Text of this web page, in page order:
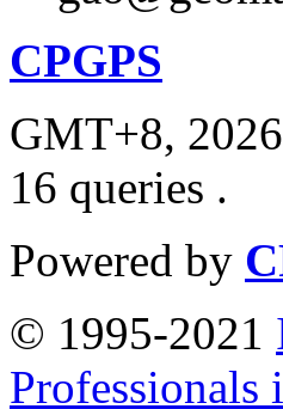
CPGPS
GMT+8,
16 queries .
Powered by
© 1995-2021